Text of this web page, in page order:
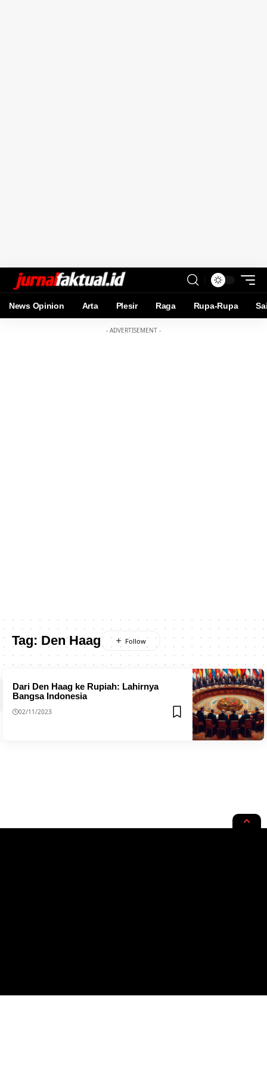
News Opinion Arta Plesir Raga Rupa-Rupa
- ADVERTISEMENT -
Tag:Den Haag
Dari Den Haag ke Rupiah: Lahirnya
Bangsa Indonesia
02/11/2023